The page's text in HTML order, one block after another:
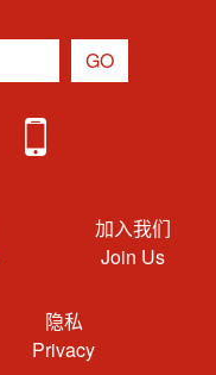
加入我们
Join Us
隐私
Privacy